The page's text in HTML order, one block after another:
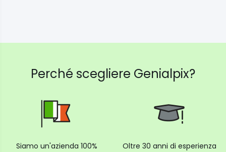
Perché scegliere Genialpix?
Siamo un'azienda 100%
Oltre 30 anni di esperienza